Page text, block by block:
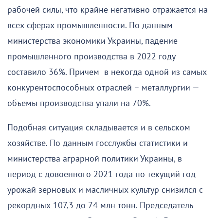
рабочей силы, что крайне негативно отражается на
всех сферах промышленности. По данным
министерства экономики Украины, падение
промышленного производства в 2022 году
составило 36%. Причем в некогда одной из самых
конкурентоспособных отраслей – металлургии —
объемы производства упали на 70%.
Подобная ситуация складывается и в сельском
хозяйстве. По данным госслужбы статистики и
министерства аграрной политики Украины, в
период с довоенного 2021 года по текущий год
урожай зерновых и масличных культур снизился с
рекордных 107,3 до 74 млн тонн. Председатель